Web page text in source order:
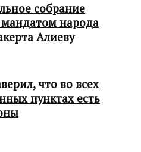
собрание
народа
Алиеву
что во всех
пунктах есть